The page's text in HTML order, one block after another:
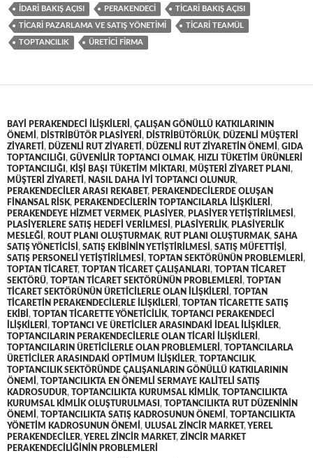
IDARI BAKIŞ AÇISI PERAKENDECI TICARI BAKIŞ AÇISI
TICARI PAZARLAMA VE SATIŞ YÖNETIMI TICARI TEAMÜL
TOPTANCILIK ÜRETICI FIRMA
BAYI PERAKENDECI ILIŞKILERI , ÇALIŞAN GÖNÜLLÜ KATKILARININ
ÖNEMI , DISTRIBÜTÖR PLASIYERI , DISTRIBÜTÖRLÜK, DÜZENLI MÜŞTERI
ZIYARETI , DÜZENLI RUT ZIYARETI , DÜZENLI RUT ZIYARETIN ÖNEMI , GIDA
TOPTANCILIĞI , GÜVENILIR TOPTANCI OLMAK, HIZLI TÜKETIM ÜRÜNLERI
TOPTANCILIĞI , KIŞI BAŞI TÜKETIM MIKTARI , MÜŞTERI ZIYARET PLANI ,
MÜŞTERI ZIYARETI , NASIL DAHA IYI TOPTANCI OLUNUR,
PERAKENDECILER ARASI REKABET, PERAKENDECILERDE OLUŞAN
FINANSAL RISK, PERAKENDECILERIN TOPTANCILARLA ILIŞKILERI ,
PERAKENDEYE HIZMET VERMEK, PLASIYER, PLASIYER YETIŞTIRILMESI ,
PLASIYERLERE SATIŞ HEDEFI VERILMESI , PLASIYERLIK, PLASIYERLIK
MESLEĞI , ROUT PLANI OLUŞTURMAK, RUT PLANI OLUŞTURMAK, SAHA
SATIŞ YÖNETICISI , SATIŞ EKIBININ YETIŞTIRILMESI , SATIŞ MÜFETTIŞI ,
SATIŞ PERSONELI YETIŞTIRILMESI , TOPTAN SEKTÖRÜNÜN PROBLEMLERI ,
TOPTAN TICARET, TOPTAN TICARET ÇALIŞANLARI , TOPTAN TICARET
SEKTÖRÜ, TOPTAN TICARET SEKTÖRÜNÜN PROBLEMLERI , TOPTAN
TICARET SEKTÖRÜNÜN ÜRETICILERLE OLAN ILIŞKILERI , TOPTAN
TICARETIN PERAKENDECILERLE ILIŞKILERI , TOPTAN TICARETTE SATIŞ
EKIBI , TOPTAN TICARETTE YÖNETICILIK, TOPTANCI PERAKENDECI
ILIŞKILERI , TOPTANCI VE ÜRETICILER ARASINDAKI IDEAL ILIŞKILER,
TOPTANCILARIN PERAKENDECILERLE OLAN TICARI ILIŞKILERI ,
TOPTANCILARIN ÜRETICILERLE OLAN PROBLEMLERI , TOPTANCILARLA
ÜRETICILER ARASINDAKI OPTIMUM ILIŞKILER, TOPTANCILIK,
TOPTANCILIK SEKTÖRÜNDE ÇALIŞANLARIN GÖNÜLLÜ KATKILARININ
ÖNEMI , TOPTANCILIKTA EN ÖNEMLI SERMAYE KALITELI SATIŞ
KADROSUDUR, TOPTANCILIKTA KURUMSAL KIMLIK, TOPTANCILIKTA
KURUMSAL KIMLIK OLUŞTURULMASI , TOPTANCILIKTA RUT DÜZENININ
ÖNEMI , TOPTANCILIKTA SATIŞ KADROSUNUN ÖNEMI , TOPTANCILIKTA
YÖNETIM KADROSUNUN ÖNEMI , ULUSAL ZINCIR MARKET,YEREL
PERAKENDECILER,YEREL ZINCIR MARKET, ZINCIR MARKET
PERAKENDECILIĞININ PROBLEMLERI